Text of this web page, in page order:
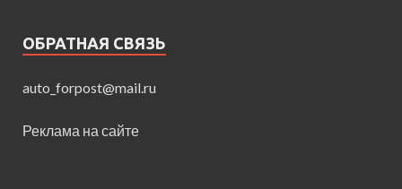
ОБРАТНАЯ СВЯЗЬ
auto_forpost@mail.ru
Реклама на сайте